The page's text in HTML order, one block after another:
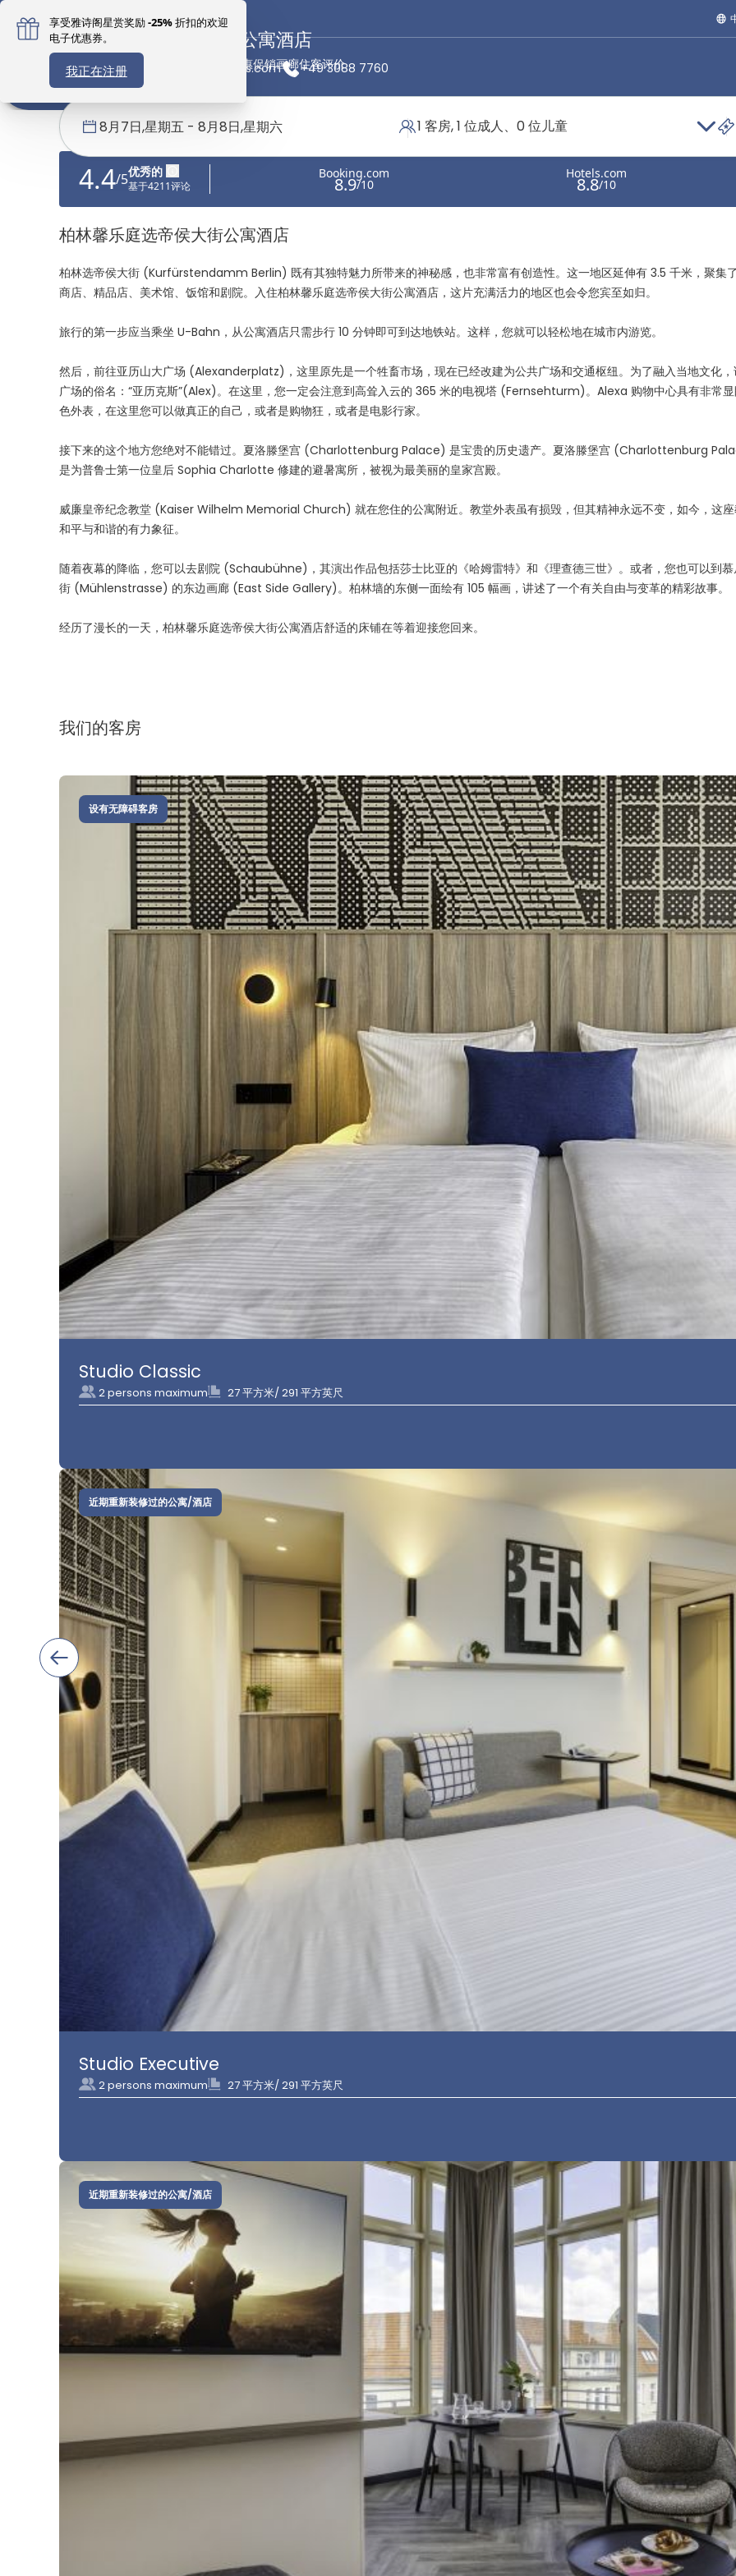
优惠促销画廊住客评价
1 客房, 1 位成人、0 位儿童
柏林馨乐庭选帝侯大街公寓酒店
可持续酒店 berlin@citadines.com +49 3088 7760
首页 馨乐庭服务公寓 德国 柏林馨乐庭选帝侯大街公寓酒店
柏林馨乐庭选帝侯大街公寓酒店
柏林选帝侯大街 (Kurfürstendamm Berlin) 既有其独特魅力所带来的神秘感，也非常富有创造性。这一地区延伸有 3.5 千米，聚集
商店、精品店、美术馆、饭馆和剧院。入住柏林馨乐庭选帝侯大街公寓酒店，这片充满活力的地区也会令您宾至如归。
旅行的第一步应当乘坐 U-Bahn，从公寓酒店只需步行 10 分钟即可到达地铁站。这样，您就可以轻松地在城市内游览。
然后，前往亚历山大广场 (Alexanderplatz)，这里原先是一个牲畜市场，现在已经改建为公共广场和交通枢纽。为了融入当地文化
广场的俗名：“亚历克斯”(Alex)。在这里，您一定会注意到高耸入云的 365 米的电视塔 (Fernsehturm)。Alexa 购物中心具有非常
色外表，在这里您可以做真正的自己，或者是购物狂，或者是电影行家。
接下来的这个地方您绝对不能错过。夏洛滕堡宫 (Charlottenburg Palace) 是宝贵的历史遗产。夏洛滕堡宫 (Charlottenburg
是为普鲁士第一位皇后 Sophia Charlotte 修建的避暑寓所，被视为最美丽的皇家宫殿。
威廉皇帝纪念教堂 (Kaiser Wilhelm Memorial Church) 就在您住的公寓附近。教堂外表虽有损毁，但其精神永远不变，如今，这
和平与和谐的有力象征。
随着夜幕的降临，您可以去剧院 (Schaubühne)，其演出作品包括莎士比亚的《哈姆雷特》和《理查德三世》。或者，您也可以到
街 (Mühlenstrasse) 的东边画廊 (East Side Gallery)。柏林墙的东侧一面绘有 105 幅画，讲述了一个有关自由与变革的精彩故事。
经历了漫长的一天，柏林馨乐庭选帝侯大街公寓酒店舒适的床铺在等着迎接您回来。
我们的客房
设有无障碍客房
Studio Classic
2 persons maximum 27 平方米/ 291 平方英尺
近期重新装修过的公寓/酒店
Studio Executive
2 persons maximum 27 平方米/ 291 平方英尺
近期重新装修过的公寓/酒店